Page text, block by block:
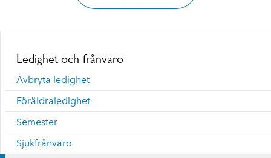
Ledighet och frånvaro
Avbryta ledighet
Föräldraledighet
Semester
Sjukfrånvaro